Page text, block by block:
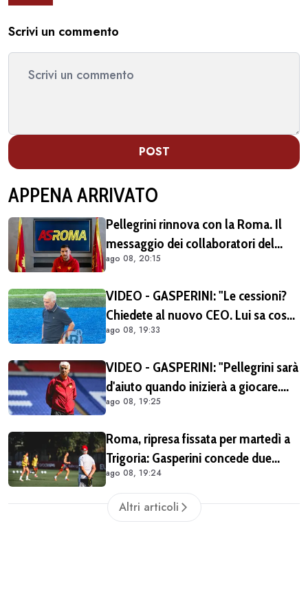
Scrivi un commento
POST
APPENA ARRIVATO
Pellegrini rinnova con la Roma. Il
messaggio dei collaboratori del
procuratore: "Sempre orgogliosi di
ago 08, 20:15
VIDEO - GASPERINI: "Le cessioni?
Chiedete al nuovo CEO. Lui sa cosa
può fare la Roma"
ago 08, 19:33
VIDEO - GASPERINI: "Pellegrini sarà
d'aiuto quando inizierà a giocare.
Starà fuori ancora un mese"
ago 08, 19:25
Roma, ripresa fissata per martedì a
Trigoria: Gasperini concede due
giorni di riposo alla squadra
ago 08, 19:24
Altri articoli